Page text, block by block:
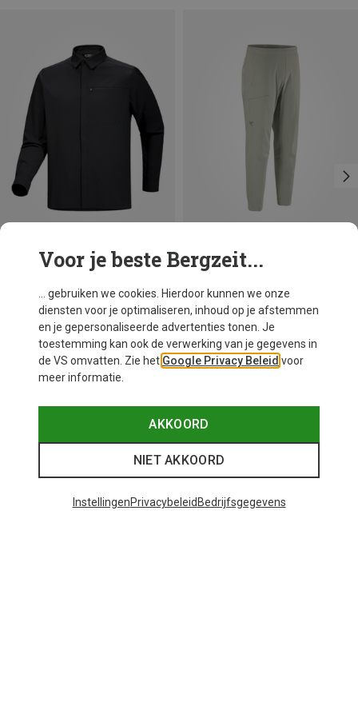
Maten
Heren Skyline LS Overhemd
€ 127,60
M L XL
Je bespaart 39%
Voor je beste Bergzeit...
... gebruiken we cookies. Hierdoor kunnen we onze
diensten voor je optimaliseren, inhoud op je afstemmen
en je gepersonaliseerde advertenties tonen. Je
toestemming kan ook de verwerking van je gegevens in
de VS omvatten. Zie het Google Privacy Beleid voor
meer informatie.
AKKOORD
NIET AKKOORD
InstellingenPrivacybeleid Bedrijfsgegevens